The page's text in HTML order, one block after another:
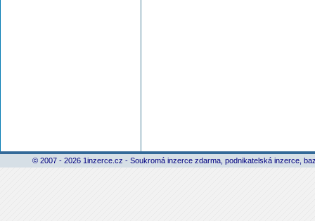
© 2007 - 2026 1inzerce.cz - Soukromá inzerce zdarma, podnikatelská inzerce,